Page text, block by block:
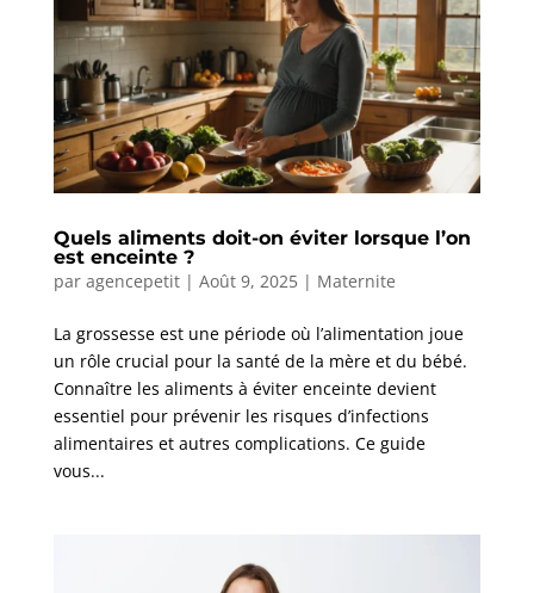
Quels aliments doit-on éviter lorsque l’on
est enceinte ?
par agencepetit| Août 9, 2025| Maternite
La grossesse est une période où l’alimentation joue
un rôle crucial pour la santé de la mère et du bébé.
Connaître les aliments à éviter enceinte devient
essentiel pour prévenir les risques d’infections
alimentaires et autres complications. Ce guide
vous...